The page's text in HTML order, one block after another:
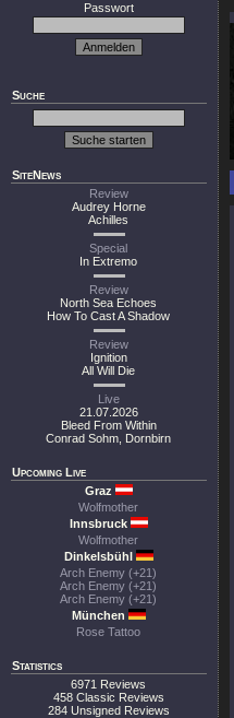
Passwort
Suche
SiteNews
Review
Audrey Horne
Achilles
Special
In Extremo
Review
North Sea Echoes
How To Cast A Shadow
Review
Ignition
All Will Die
Live
21.07.2026
Bleed From Within
Conrad Sohm, Dornbirn
Upcoming Live
Graz
Wolfmother
Innsbruck
Wolfmother
Dinkelsbühl
Arch Enemy (+21)
Arch Enemy (+21)
Arch Enemy (+21)
München
Rose Tattoo
Statistics
6971 Reviews
458 Classic Reviews
284 Unsigned Reviews